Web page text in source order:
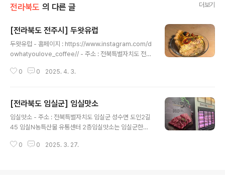
전라북도 의 다른 글 더보기
[전라북도 전주시] 두왓유럽
두왓유럽 - 홈페이지 : https://www.instagram.com/d
owhatyoulove_coffee// - 주소 : 전북특별자치도 전주
은 아늑한 카페 분위기로 많은 이들에게 사랑받는 장소다.
사한다. 특히, 카페 쿠폰은 가죽 키링으로 제공되며 방문할
때마다 해당 가죽 키링에 도장을 찍어준다는 점이 매력적
이다. 카페의 편안한 분위기 속에서 맛있는 음료와 간식으
표메뉴 : 키쉬 - 취급메뉴 : 보늬밤타르트 / 피스타치오 크
0 0 2025. 4. 3.
[전라북도 임실군] 임실맛소
임실맛소 - 주소 : 전북특별자치도 임실군 성수면 도인2길
45 임실N농특산물 유통센터 2층임실맛소는 임실군한우
문으로 제공하는 정육식당이다. 매장 내 36개의 테이블 총
0 0 2025. 3. 27.